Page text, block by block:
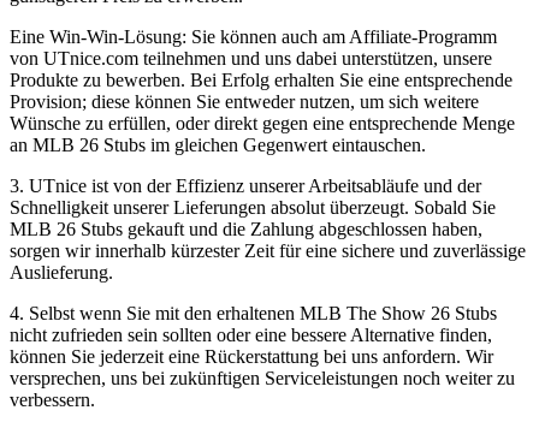
Eine Win-Win-Lösung: Sie können auch am Affiliate-Programm
von UTnice.com teilnehmen und uns dabei unterstützen, unsere
Produkte zu bewerben. Bei Erfolg erhalten Sie eine entsprechende
Provision; diese können Sie entweder nutzen, um sich weitere
Wünsche zu erfüllen, oder direkt gegen eine entsprechende Menge
an MLB 26 Stubs im gleichen Gegenwert eintauschen.
3. UTnice ist von der Effizienz unserer Arbeitsabläufe und der
Schnelligkeit unserer Lieferungen absolut überzeugt. Sobald Sie
MLB 26 Stubs gekauft und die Zahlung abgeschlossen haben,
sorgen wir innerhalb kürzester Zeit für eine sichere und zuverlässige
Auslieferung.
4. Selbst wenn Sie mit den erhaltenen MLB The Show 26 Stubs
nicht zufrieden sein sollten oder eine bessere Alternative finden,
können Sie jederzeit eine Rückerstattung bei uns anfordern. Wir
versprechen, uns bei zukünftigen Serviceleistungen noch weiter zu
verbessern.